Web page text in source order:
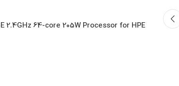
2.4GHz 64-core 205W Processor for HPE